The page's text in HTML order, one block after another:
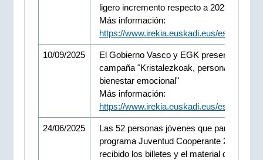
ligero incremento respecto a 2023
Más información:
https://www.irekia.euskadi.eus/es/news/
10/09/2025
El Gobierno Vasco y EGK presentan la
campaña "Kristalezkoak, personas
bienestar emocional"
Más información:
https://www.irekia.euskadi.eus/es/news/
24/06/2025
Las 52 personas jóvenes que participarán
programa Juventud Cooperante 2025 han
recibido los billetes y el material de viaje